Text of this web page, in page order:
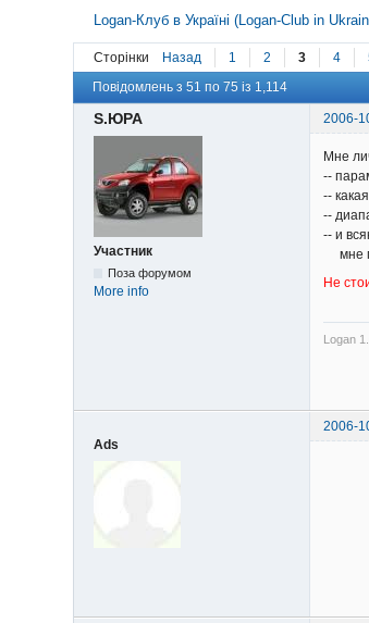
Logan-Клуб в Україні (Logan-Club in
Сторінки Назад 1 2 3 4
Повідомлень з 51 по 75 із 1,114
S.ЮРА 2006-
Участник
Поза форумом
More info
Мне
--
--
--
-- и
мне
Не
Logan
2006-
Ads